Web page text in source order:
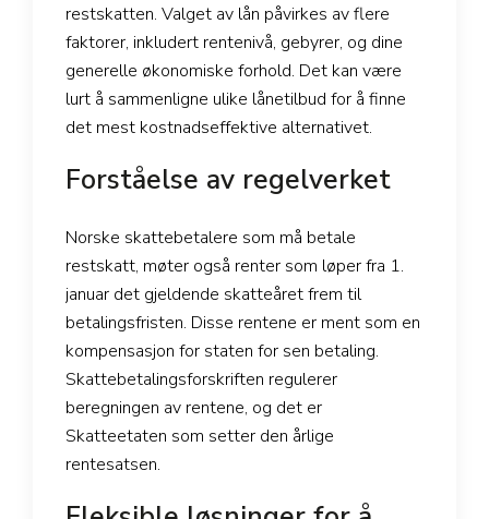
restskatten. Valget av lån påvirkes av flere
faktorer, inkludert rentenivå, gebyrer, og dine
generelle økonomiske forhold. Det kan være
lurt å sammenligne ulike lånetilbud for å finne
det mest kostnadseffektive alternativet.
Forståelse av regelverket
Norske skattebetalere som må betale
restskatt, møter også renter som løper fra 1.
januar det gjeldende skatteåret frem til
betalingsfristen. Disse rentene er ment som en
kompensasjon for staten for sen betaling.
Skattebetalingsforskriften regulerer
beregningen av rentene, og det er
Skatteetaten som setter den årlige
rentesatsen.